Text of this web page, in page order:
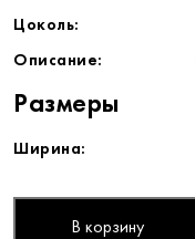
Цоколь:
Описание:
Размеры
Ширина:
В корзину